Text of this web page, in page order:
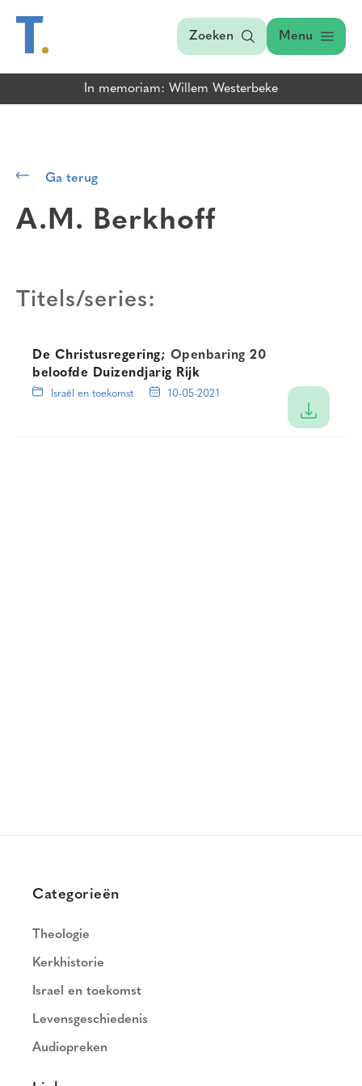
Zoeken Menu
In memoriam: Willem Westerbeke
Ga terug
A.M. Berkhoff
Titels/series:
De Christusregering; Openbaring 20
beloofde Duizendjarig Rijk
Israël en toekomst 10-05-2021
Categorieën
Theologie
Kerkhistorie
Israel en toekomst
Levensgeschiedenis
Audiopreken